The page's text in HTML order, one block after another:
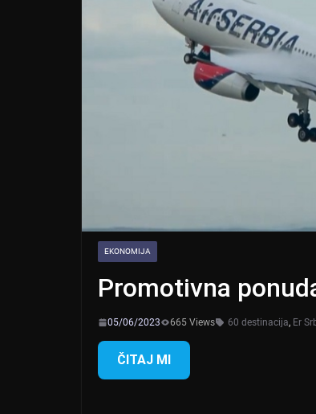
EKONOMIJA
Promotivna
05/06/2023 665 Views 60 destinacija, Er
ČITAJ MI